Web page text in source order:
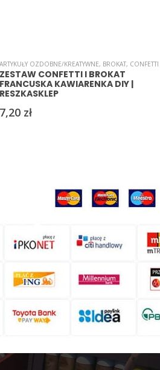
ARTYKUŁY OZDOBNE/KREATYWNE, BROKAT, CONFETTI
ZESTAW CONFETTI I BROKAT
FRANCUSKA KAWIARENKA DIY |
RESZKASKLEP
7,20 zł